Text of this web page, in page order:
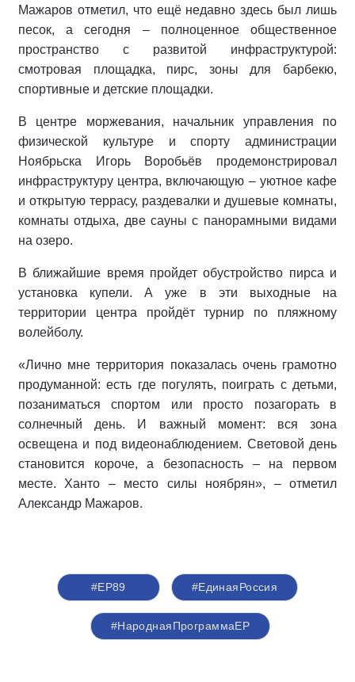
Мажаров отметил, что ещё недавно здесь был лишь
песок, а сегодня – полноценное общественное
пространство с развитой инфраструктурой:
смотровая площадка, пирс, зоны для барбекю,
спортивные и детские площадки.
В центре моржевания, начальник управления по
физической культуре и спорту администрации
Ноябрьска Игорь Воробьёв продемонстрировал
инфраструктуру центра, включающую – уютное кафе
и открытую террасу, раздевалки и душевые комнаты,
комнаты отдыха, две сауны с панорамными видами
на озеро.
В ближайшие время пройдет обустройство пирса и
установка купели. А уже в эти выходные на
территории центра пройдёт турнир по пляжному
волейболу.
«Лично мне территория показалась очень грамотно
продуманной: есть где погулять, поиграть с детьми,
позаниматься спортом или просто позагорать в
солнечный день. И важный момент: вся зона
освещена и под видеонаблюдением. Световой день
становится короче, а безопасность – на первом
месте. Ханто – место силы ноябрян», – отметил
Александр Мажаров.
#ЕР89 #‎ЕдинаяРоссия
#НароднаяПрограммаЕР